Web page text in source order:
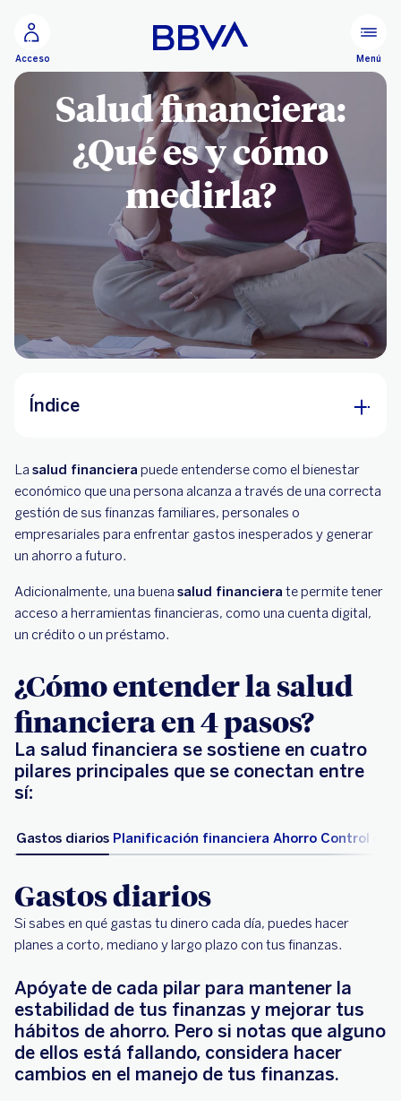
Acceso Menú
Salud financiera:
¿Qué es y cómo
medirla?
Índice
pasos?
¿Para qué sirve la salud financiera?
Indicadores para medir el estado de tus
finanzas
Tienes una buena salud financiera si:
Tienes una mala salud financiera si:
La salud financiera puede entenderse como el bienestar
económico que una persona alcanza a través de una correcta
gestión de sus finanzas familiares, personales o
empresariales para enfrentar gastos inesperados y generar
un ahorro a futuro.
Adicionalmente, una buena salud financiera te permite tener
acceso a herramientas financieras, como una cuenta digital,
un crédito o un préstamo.
¿Cómo entender la salud
financiera en 4 pasos?
La salud financiera se sostiene en cuatro
pilares principales que se conectan entre
sí:
Gastos diarios Planificación financiera Ahorro Control de
Gastos diarios
Si sabes en qué gastas tu dinero cada día, puedes hacer
planes a corto, mediano y largo plazo con tus finanzas.
Apóyate de cada pilar para mantener la
estabilidad de tus finanzas y mejorar tus
hábitos de ahorro. Pero si notas que alguno
de ellos está fallando, considera hacer
cambios en el manejo de tus finanzas.